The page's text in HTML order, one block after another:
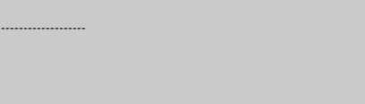
-------------------